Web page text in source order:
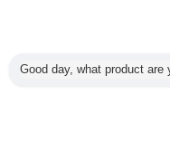
Todos los productos
Good day, what product are